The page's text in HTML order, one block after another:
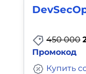
450 000
Промокод
Купить